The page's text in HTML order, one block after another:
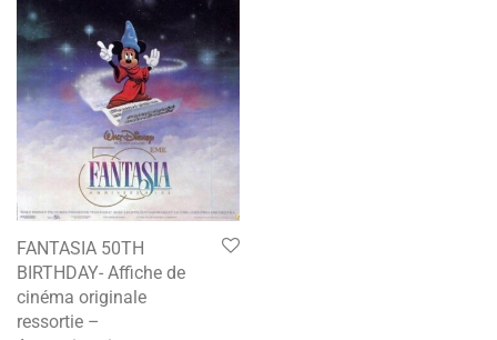
FANTASIA 50TH
BIRTHDAY- Affiche de
cinéma originale
ressortie –